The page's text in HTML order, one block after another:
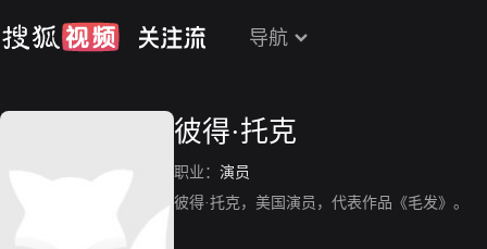
导航
彼得·托克
职业： 演员
彼得·托克，美国演员，代表作品《毛发》。